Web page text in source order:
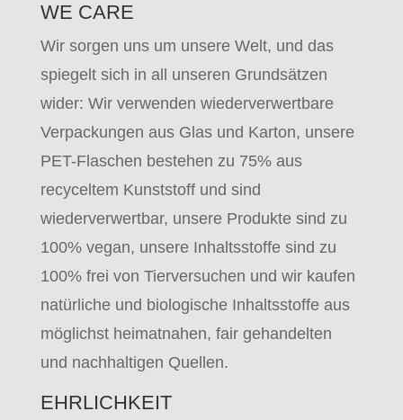
WE CARE
Wir sorgen uns um unsere Welt, und das
spiegelt sich in all unseren Grundsätzen
wider: Wir verwenden wiederverwertbare
Verpackungen aus Glas und Karton, unsere
PET-Flaschen bestehen zu 75% aus
recyceltem Kunststoff und sind
wiederverwertbar, unsere Produkte sind zu
100% vegan, unsere Inhaltsstoffe sind zu
100% frei von Tierversuchen und wir kaufen
natürliche und biologische Inhaltsstoffe aus
möglichst heimatnahen, fair gehandelten
und nachhaltigen Quellen.
EHRLICHKEIT